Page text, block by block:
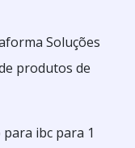
Soluções
produtos de
ibc para 1